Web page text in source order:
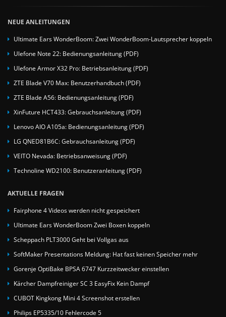
NEUE ANLEITUNGEN
Ultimate Ears WonderBoom: Zwei WonderBoom-Lautsprecher koppeln
Ulefone Note 22: Bedienungsanleitung (PDF)
Ulefone Armor X32 Pro: Betriebsanleitung (PDF)
ZTE Blade V70 Max: Benutzerhandbuch (PDF)
ZTE Blade A56: Bedienungsanleitung (PDF)
XinFuture HCT433: Gebrauchsanleitung (PDF)
Lenovo AIO A105a: Bedienungsanleitung (PDF)
LG QNED81B6C: Gebrauchsanleitung (PDF)
VEITO Nevada: Betriebsanweisung (PDF)
Technoline WD2100: Benutzeranleitung (PDF)
AKTUELLE FRAGEN
Fairphone 4 Videos werden nicht gespeichert
Ultimate Ears WonderBoom Zwei Boxen koppeln
Scheppach PLT3000 Geht bei Vollgas aus
SoftMaker Presentations Meldung: Hat fast keinen Speicher mehr
Gorenje OptiBake BPSA 6747 Kurzzeitwecker einstellen
Kärcher Dampfreiniger SC 3 EasyFix Kein Dampf
CUBOT Kingkong Mini 4 Screenshot erstellen
Philips EP5335/10 Fehlercode 5